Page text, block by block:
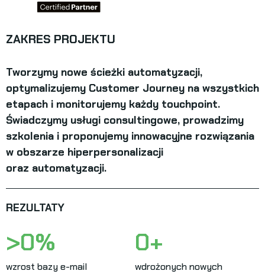
ZAKRES PROJEKTU
Tworzymy nowe ścieżki automatyzacji,
optymalizujemy Customer Journey na wszystkich
etapach i monitorujemy każdy touchpoint.
Świadczymy usługi consultingowe, prowadzimy
szkolenia i proponujemy innowacyjne rozwiązania
w obszarze hiperpersonalizacji
oraz automatyzacji.
REZULTATY
>0%
wzrost bazy e-mail
0+
wdrożonych nowych